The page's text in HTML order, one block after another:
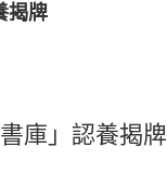
揭牌
庫」認養揭牌